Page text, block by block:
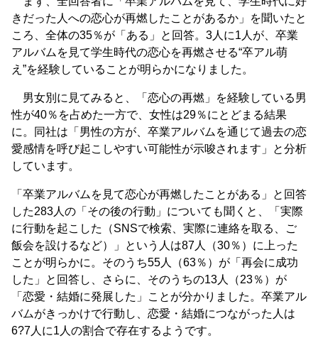
きだった人への恋心が再燃したことがあるか」を聞いたと
ころ、全体の35％が「ある」と回答。3人に1人が、卒業
アルバムを見て学生時代の恋心を再燃させる“卒アル萌
え”を経験していることが明らかになりました。
男女別に見てみると、「恋心の再燃」を経験している男
性が40％を占めた一方で、女性は29％にとどまる結果
に。同社は「男性の方が、卒業アルバムを通じて過去の恋
愛感情を呼び起こしやすい可能性が示唆されます」と分析
しています。
「卒業アルバムを見て恋心が再燃したことがある」と回答
した283人の「その後の行動」についても聞くと、「実際
に行動を起こした（SNSで検索、実際に連絡を取る、ご
飯会を設けるなど）」という人は87人（30％）に上った
ことが明らかに。そのうち55人（63％）が「再会に成功
した」と回答し、さらに、そのうちの13人（23％）が
「恋愛・結婚に発展した」ことが分かりました。卒業アル
バムがきっかけで行動し、恋愛・結婚につながった人は
6?7人に1人の割合で存在するようです。